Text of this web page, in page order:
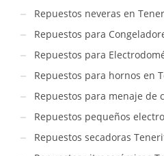
Repuestos neveras en
Repuestos para
Repuestos para
Repuestos para hornos en
Repuestos para menaje de
Repuestos pequeños
Repuestos secadoras